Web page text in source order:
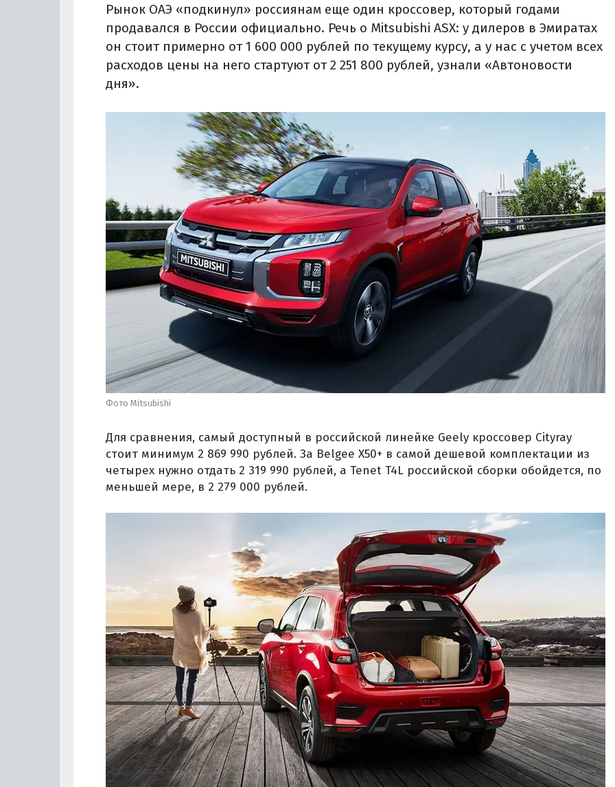
Рынок ОАЭ «подкинул» россиянам еще один кроссовер, который годами
продавался в России официально. Речь о Mitsubishi ASX: у дилеров в Эмиратах
он стоит примерно от 1 600 000 рублей по текущему курсу, а у нас с учетом всех
расходов цены на него стартуют от 2 251 800 рублей, узнали «Автоновости
дня».
Фото Mitsubishi
Для сравнения, самый доступный в российской линейке Geely кроссовер Cityray
стоит минимум 2 869 990 рублей. За Belgee X50+ в самой дешевой комплектации из
четырех нужно отдать 2 319 990 рублей, а Tenet T4L российской сборки обойдется, по
меньшей мере, в 2 279 000 рублей.